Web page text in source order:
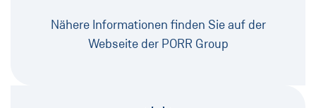
Nähere Informationen finden Sie auf der
Webseite der PORR Group